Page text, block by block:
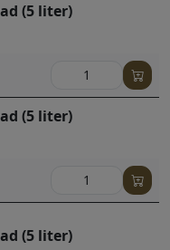
(5 liter)
(5 liter)
(5 liter)